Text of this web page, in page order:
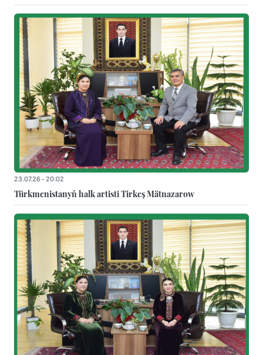
23.07.26 - 20:02
Türkmenistanyň halk artisti Tirkeş Mätnazarow